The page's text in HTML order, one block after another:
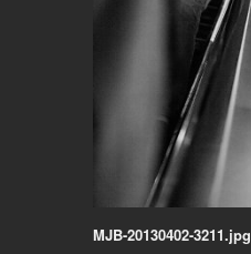
MJB-20130402-3211.jpg